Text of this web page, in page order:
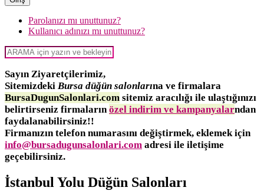
Parolanızı mı unuttunuz?
Kullanıcı adınızı mı unuttunuz?
Sayın Ziyaretçilerimiz,
Sitemizdeki Bursa düğün salonlarına ve firmalara
BursaDugunSalonlari.com sitemiz aracılığı ile ulaştığınızı
belirtirseniz firmalarınözel indirim ve kampanyalarndan
faydalanabilirsiniz!!
Firmanızın telefon numarasını değiştirmek, eklemek için
info@bursadugunsalonlari.com adresi ile iletişime
geçebilirsiniz.
İstanbul Yolu Düğün Salonları